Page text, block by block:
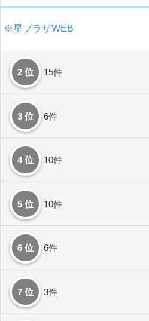
※星プラザWEB
2 位 15件
3 位 6件
4 位 10件
5 位 10件
6 位 6件
7 位 3件